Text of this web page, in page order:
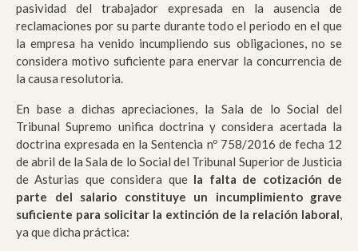
pasividad del trabajador expresada en la ausencia de
reclamaciones por su parte durante todo el periodo en el que
la empresa ha venido incumpliendo sus obligaciones, no se
considera motivo suficiente para enervar la concurrencia de
la causa resolutoria.
En base a dichas apreciaciones, la Sala de lo Social del
Tribunal Supremo unifica doctrina y considera acertada la
doctrina expresada en la Sentencia nº 758/2016 de fecha 12
de abril de la Sala de lo Social del Tribunal Superior de Justicia
de Asturias que considera que la falta de cotización de
parte del salario constituye un incumplimiento grave
suficiente para solicitar la extinción de la relación laboral,
ya que dicha práctica: